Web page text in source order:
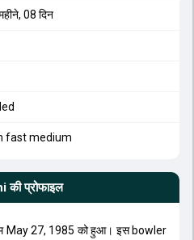
08 दिन
fast medium
की प्रोफाइल
May 27, 1985 को हुआ। इस bowler